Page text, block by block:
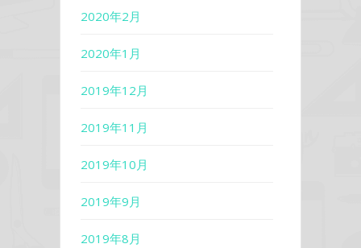
2020年2月
2020年1月
2019年12月
2019年11月
2019年10月
2019年9月
2019年8月